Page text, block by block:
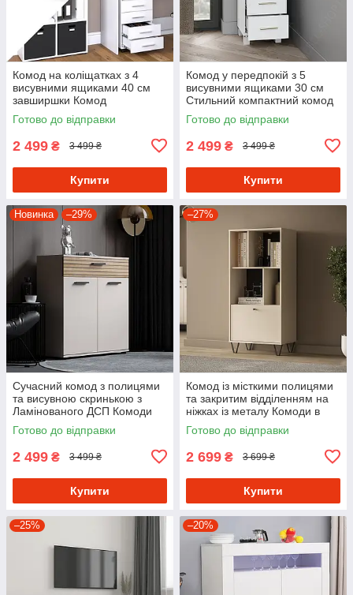
Комод на коліщатках з 4
висувними ящиками 40 см
завширшки Комод
пересувний з Ламінованого
ДСП
Готово до відправки
2 499 ₴ 3 499 ₴
Купити
Комод у передпокій з 5
висувними ящиками 30 см
Стильний компактний комод
у спальню з Ламінованого
ДСП
Готово до відправки
2 499 ₴ 3 499 ₴
Купити
Новинка –29%
Сучасний комод з полицями
та висувною скринькою з
Ламінованого ДСП Комоди
для передпокою 80 см
шириною
Готово до відправки
2 499 ₴ 3 499 ₴
Купити
–27%
Комод із місткими полицями
та закритим відділенням на
ніжках із металу Комоди в
стилі лофт
Готово до відправки
2 699 ₴ 3 699 ₴
Купити
–25% –20%